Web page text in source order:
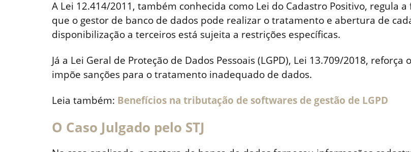
A Lei 12.414/2011, também conhecida como Lei do Cadastro Positivo, regula
que o gestor de banco de dados pode realizar o tratamento e abertura de
disponibilização a terceiros está sujeita a restrições específicas.
Já a Lei Geral de Proteção de Dados Pessoais (LGPD), Lei 13.709/2018,
impõe sanções para o tratamento inadequado de dados.
Leia também: Benefícios na tributação de softwares de gestão de LGPD
O Caso Julgado pelo STJ